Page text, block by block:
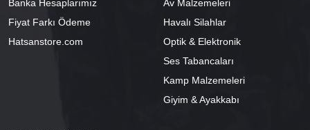
Banka Hesaplarımız
Fiyat Farkı Ödeme
Hatsanstore.com
Av Malzemeleri
Havalı Silahlar
Optik & Elektronik
Ses Tabancaları
Kamp Malzemeleri
Giyim & Ayakkabı